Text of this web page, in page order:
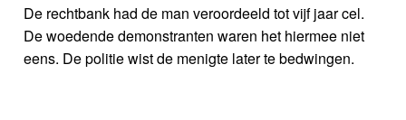
De rechtbank had de man veroordeeld tot vijf jaar cel.
De woedende demonstranten waren het hiermee niet
eens. De politie wist de menigte later te bedwingen.